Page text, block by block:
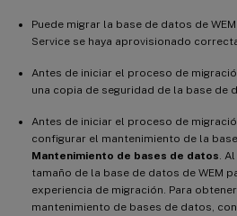
Puede migrar la base de datos de
Service se haya aprovisionado
Antes de iniciar el proceso de
una copia de seguridad de la base de
Antes de iniciar el proceso de
configurar el mantenimiento de la
Mantenimiento de bases de datos .
tamaño de la base de datos de WEM
experiencia de migración. Para
mantenimiento de bases de datos,